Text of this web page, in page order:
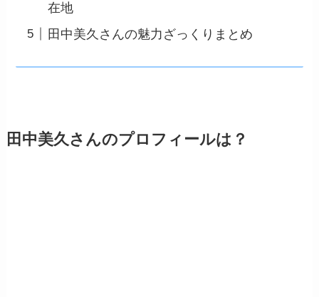
在地
田中美久さんの魅力ざっくりまとめ
田中美久さんのプロフィールは？